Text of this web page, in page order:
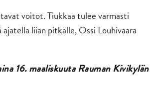
voitot. Tiukkaa tulee varmasti
liian pitkälle, Ossi Louhivaara
16. maaliskuuta Rauman Kivikylän